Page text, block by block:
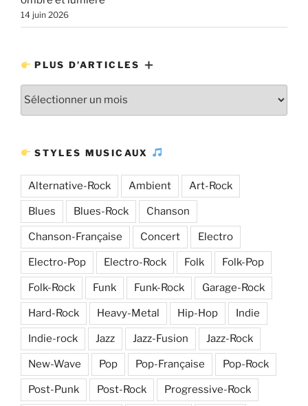
14 juin 2026
PLUS D’ARTICLES
STYLES MUSICAUX
Alternative-Rock Ambient Art-Rock
Blues Blues-Rock Chanson
Chanson-Française Concert Electro
Electro-Pop Electro-Rock Folk Folk-Pop
Folk-Rock Funk Funk-Rock Garage-Rock
Hard-Rock Heavy-Metal Hip-Hop Indie
Indie-rock Jazz Jazz-Fusion Jazz-Rock
New-Wave Pop Pop-Française Pop-Rock
Post-Punk Post-Rock Progressive-Rock